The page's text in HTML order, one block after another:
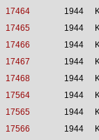
17464 1944
17465 1944
17466 1944
17467 1944
17468 1944
17564 1944
17565 1944
17566 1944